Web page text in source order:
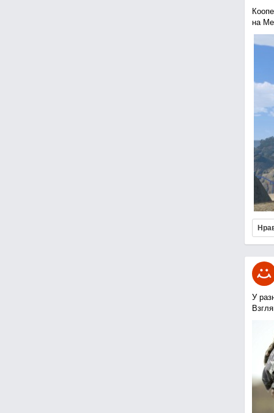
на
У